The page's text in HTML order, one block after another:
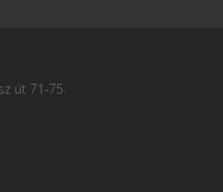
út 71-75.